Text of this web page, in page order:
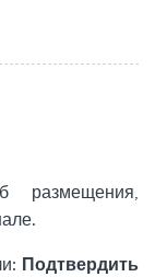
Подтвердить